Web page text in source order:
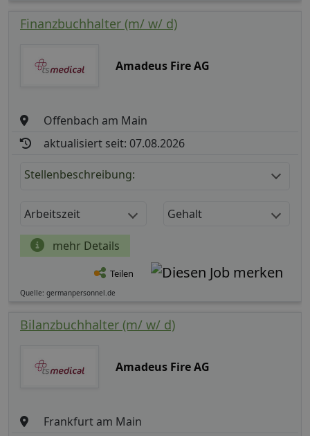
Finanzbuchhalter (m/ w/ d)
Amadeus Fire AG
Offenbach am Main
aktualisiert seit: 07.08.2026
Stellenbeschreibung:
Arbeitszeit Gehalt
mehr Details
Teilen
Quelle: germanpersonnel.de
Bilanzbuchhalter (m/ w/ d)
Amadeus Fire AG
Frankfurt am Main